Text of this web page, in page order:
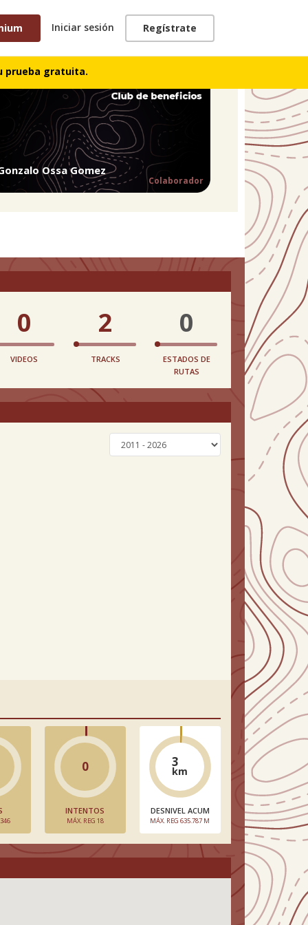
Iniciar sesión Regístrate
prueba gratuita.
Ossa Gomez
Colaborador
0
VIDEOS
2
TRACKS
0
ESTADOS DE
RUTAS
0
INTENTOS
MÁX. REG 18
3
km
DESNIVEL ACUM
MÁX. REG 635.787 M